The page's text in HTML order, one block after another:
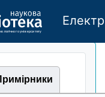
о логічно го універси тету